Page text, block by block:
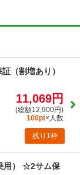
（割増あり）
11,069円
(総額12,900円)
100pt×人数
残り1枠
用） ☆2サム保